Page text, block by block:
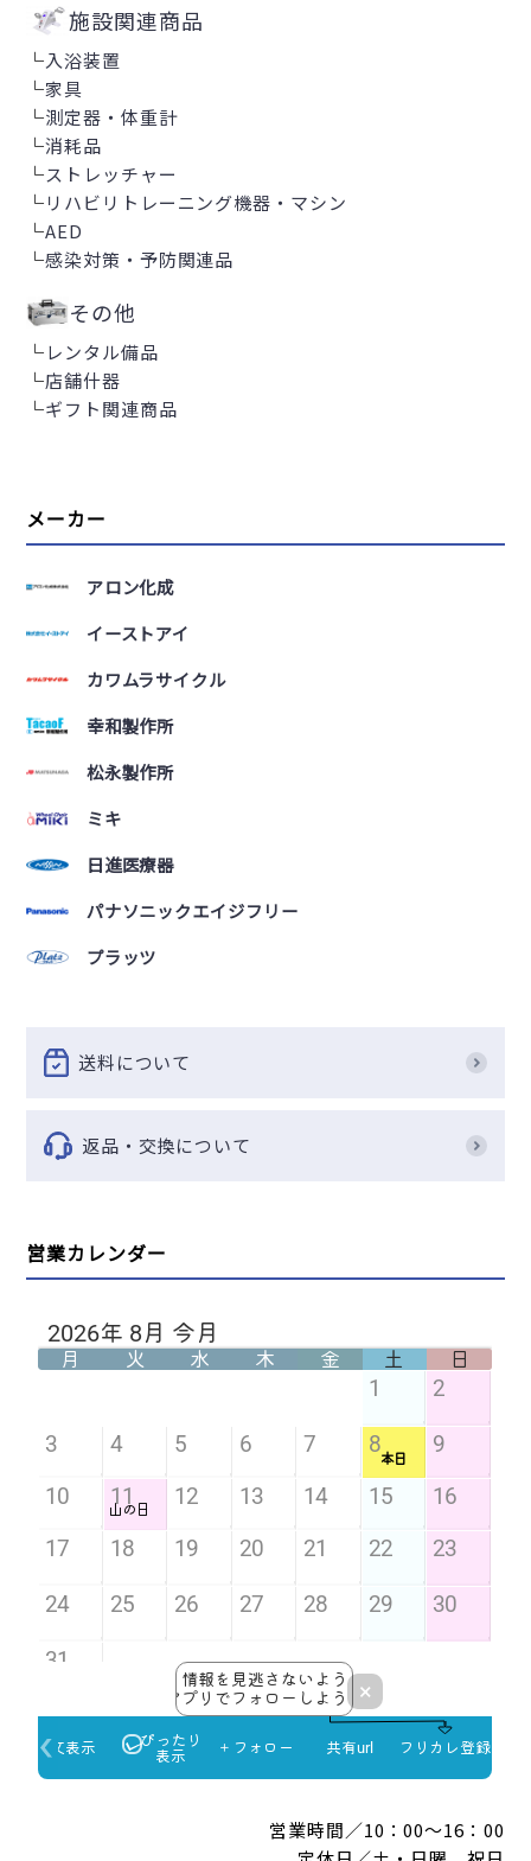
施設関連商品
└入浴装置
└家具
└測定器・体重計
└消耗品
└ストレッチャー
└リハビリトレーニング機器・マシン
└AED
└感染対策・予防関連品
その他
└レンタル備品
└店舗什器
└ギフト関連商品
メーカー
アロン化成
イーストアイ
カワムラサイクル
幸和製作所
松永製作所
ミキ
日進医療器
パナソニックエイジフリー
プラッツ
送料について
返品・交換について
営業カレンダー
営業時間／10：00～16：00